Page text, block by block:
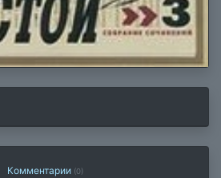
Комментарии (0)